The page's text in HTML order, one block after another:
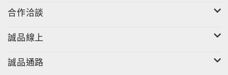
◎雙人和諧能量起飛，借力使力不費力。～雙人瑜珈
合作洽談
誠品線上
誠品通路